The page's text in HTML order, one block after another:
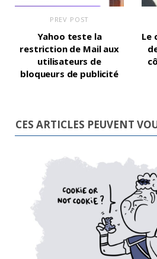
PREV POST
Yahoo teste la
restriction de Mail aux
utilisateurs de
bloqueurs de publicité
Le
CES ARTICLES PEUVENT